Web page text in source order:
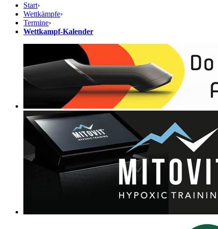
Start›
Wettkämpfe›
Termine›
Wettkampf-Kalender